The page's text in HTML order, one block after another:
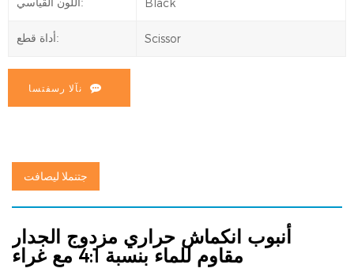
اللون القياسي: Black
أداة قطع: Scissor
نآلا رسفتسا
جتنملا ليصافت
أنبوب انكماش حراري مزدوج الجدار
مقاوم للماء بنسبة 4:1 مع غراء